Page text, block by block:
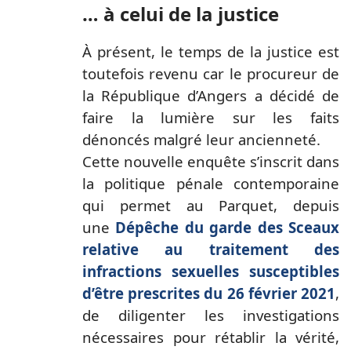
… à celui de la justice
À présent, le temps de la justice est
toutefois revenu car le procureur de
la République d’Angers a décidé de
faire la lumière sur les faits
dénoncés malgré leur ancienneté.
Cette nouvelle enquête s’inscrit dans
la politique pénale contemporaine
qui permet au Parquet, depuis
une Dépêche du garde des Sceaux
relative au traitement des
infractions sexuelles susceptibles
d’être prescrites du 26 février 2021,
de diligenter les investigations
nécessaires pour rétablir la vérité,